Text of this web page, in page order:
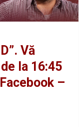
Vă
la 16:45
–